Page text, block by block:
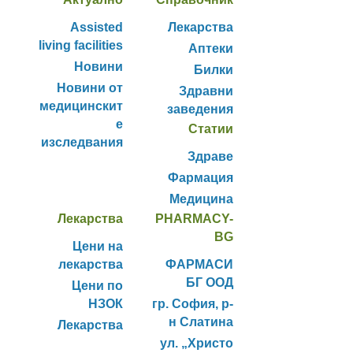
Assisted
living facilities
Новини
Новини от
медицинскит
е
изследвания
Лекарства
Аптеки
Билки
Здравни
заведения
Статии
Здраве
Фармация
Медицина
Лекарства
Цени на
лекарства
Цени по
НЗОК
Лекарства
PHARMACY-
BG
ФАРМАСИ
БГ ООД
гр. София, р-
н Слатина
ул. „Христо